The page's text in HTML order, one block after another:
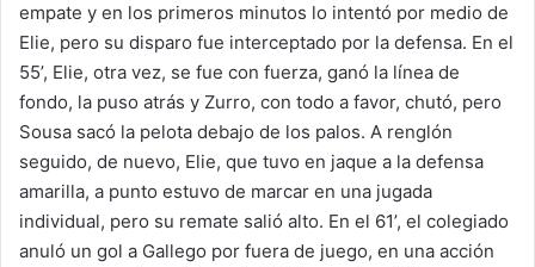
empate y en los primeros minutos lo intentó por medio de
Elie, pero su disparo fue interceptado por la defensa. En el
55’, Elie, otra vez, se fue con fuerza, ganó la línea de
fondo, la puso atrás y Zurro, con todo a favor, chutó, pero
Sousa sacó la pelota debajo de los palos. A renglón
seguido, de nuevo, Elie, que tuvo en jaque a la defensa
amarilla, a punto estuvo de marcar en una jugada
individual, pero su remate salió alto. En el 61’, el colegiado
anuló un gol a Gallego por fuera de juego, en una acción